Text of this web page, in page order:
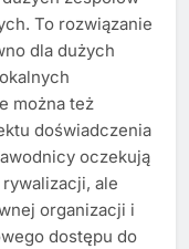
To rozwiązanie
dla dużych
można też
doświadczenia
oczekują
ale
organizacji i
dostępu do